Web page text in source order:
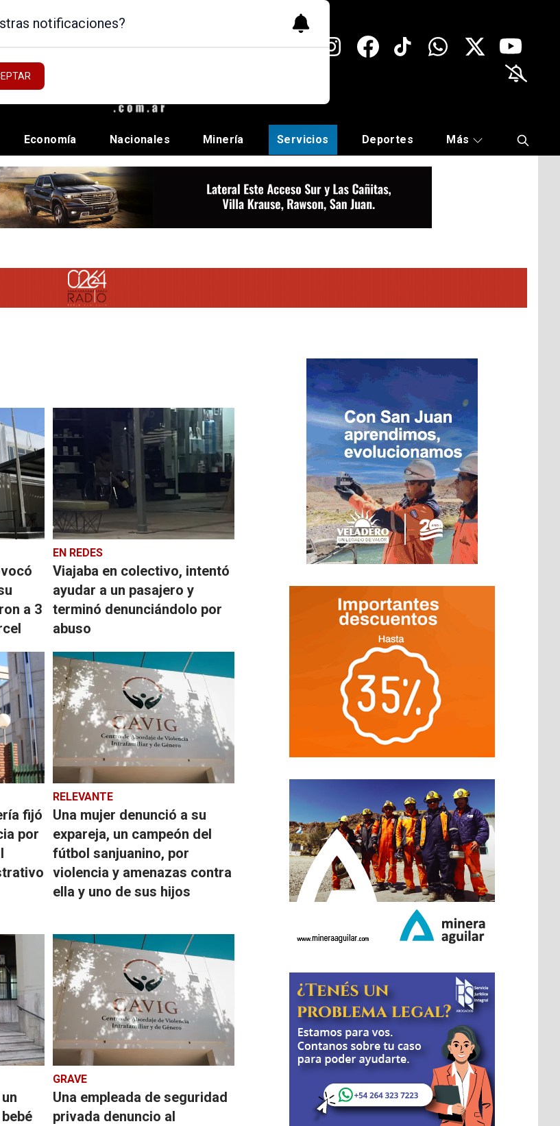
Economía Nacionales Minería Servicios Deportes Más
a 3
EN REDES
Viajaba en colectivo, intentó
ayudar a un pasajero y
terminó denunciándolo por
abuso
fijó
por
RELEVANTE
Una mujer denunció a su
expareja, un campeón del
fútbol sanjuanino, por
violencia y amenazas contra
ella y uno de sus hijos
GRAVE
Una empleada de seguridad
privada denuncio al
notificaciones?